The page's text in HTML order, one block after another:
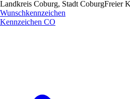
Landkreis Coburg, Stadt CoburgFreier
Wunschkennzeichen
Kennzeichen CO